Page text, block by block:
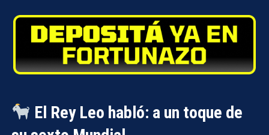
El Rey Leo habló: a un toque de